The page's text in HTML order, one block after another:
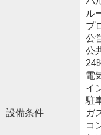
設備条件
ル
プ
公
公
24
電
イ
駐
ガ
コ